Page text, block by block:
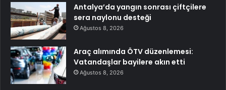
Antalya’da yangın sonrası çiftçilere
sera naylonu desteği
Ağustos 8, 2026
Araç alımında ÖTV düzenlemesi:
Vatandaşlar bayilere akın etti
Ağustos 8, 2026